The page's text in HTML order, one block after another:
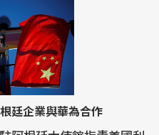
廷企業與華為合作